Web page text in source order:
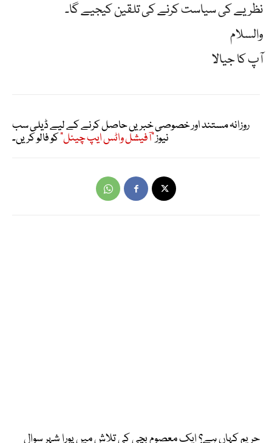
نظریے کی سیاست کرنے کی تلقین کیجیے گا۔
والسلام
آپ کا جیالا
روزانہ مستند اور خصوصی خبریں حاصل کرنے کے لیے ڈیلی سب
نیوز"آفیشل واٹس ایپ چینل"کو فالو کریں۔
حریم کہاں ہے؟ ایک معصوم بچی کی تلاش میں پورا شہر سوال